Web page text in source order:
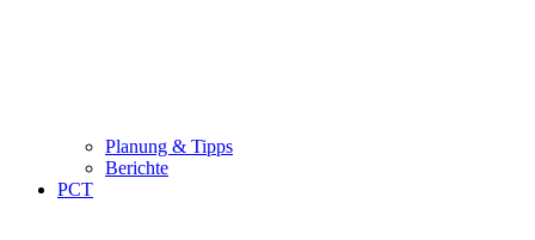
Planung & Tipps
Berichte
PCT